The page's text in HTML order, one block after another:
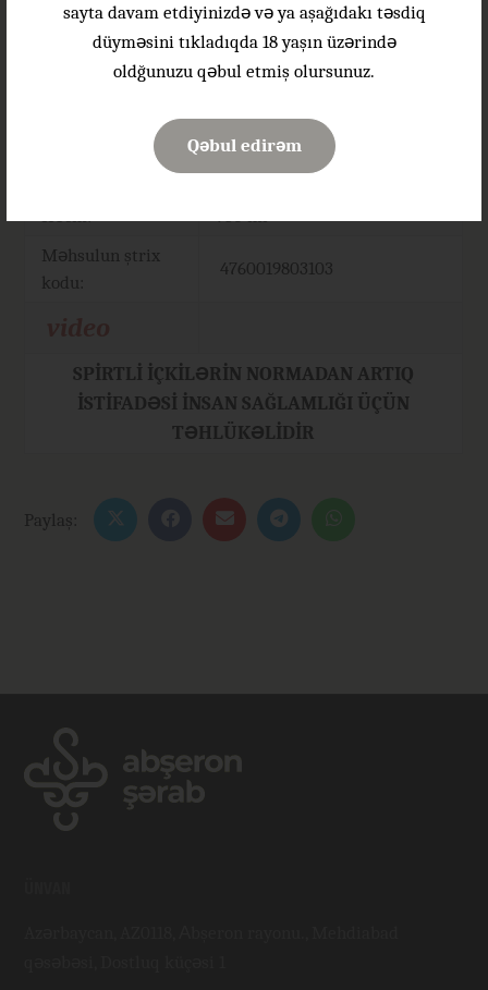
Qida uyğunluğu:
Ət yeməkləri, tərəvəzlər və
yarısərt pendirlər
Süfrəyə verilmə
Həcm:
750 ml
Məhsulun ştrix
kodu:
4760019803103
SPİRTLİ İÇKİLƏRİN NORMADAN ARTIQ
İSTİFADƏSİ İNSAN SAĞLAMLIĞI ÜÇÜN
TƏHLÜKƏLİDİR
Paylaş:
sayta davam etdiyinizdə və ya aşağıdakı təsdiq
düyməsini tıkladıqda 18 yaşın üzərində
oldğunuzu qəbul etmiş olursunuz.
Qəbul edirəm